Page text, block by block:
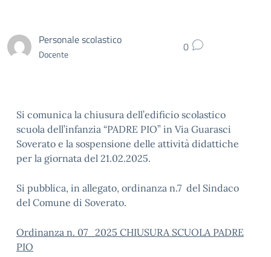
Personale scolastico
Docente 0
Si comunica la chiusura dell’edificio scolastico
scuola dell’infanzia “PADRE PIO” in Via Guarasci
Soverato e la sospensione delle attività didattiche
per la giornata del 21.02.2025.
Si pubblica, in allegato, ordinanza n.7 del Sindaco
del Comune di Soverato.
Ordinanza n. 07_2025 CHIUSURA SCUOLA PADRE
PIO